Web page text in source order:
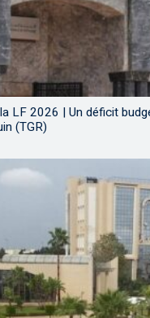
LF 2026 | Un déficit
(TGR)